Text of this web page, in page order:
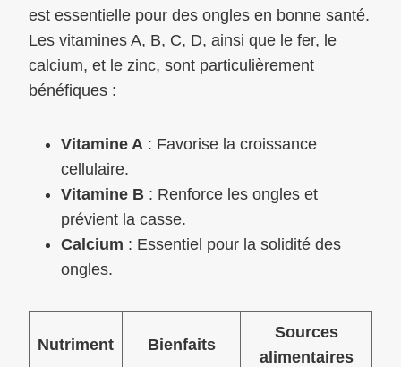
est essentielle pour des ongles en bonne santé.
Les vitamines A, B, C, D, ainsi que le fer, le
calcium, et le zinc, sont particulièrement
bénéfiques :
Vitamine A : Favorise la croissance
cellulaire.
Vitamine B : Renforce les ongles et
prévient la casse.
Calcium : Essentiel pour la solidité des
ongles.
Nutriment Bienfaits
Sources
alimentaires